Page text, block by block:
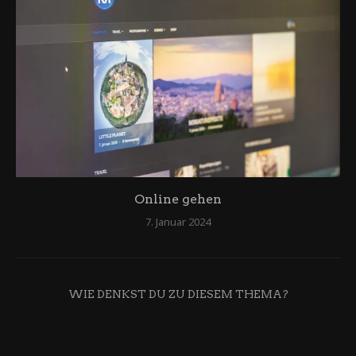
Online gehen
7. Januar 2024
WIE DENKST DU ZU DIESEM THEMA?